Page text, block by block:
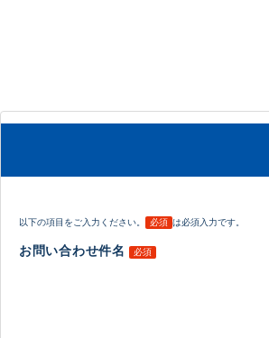
以下の項目をご入力ください。 必須 は必須入力です。
お問い合わせ件名 必須